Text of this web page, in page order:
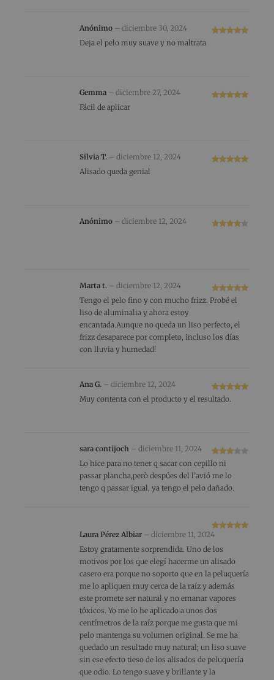
Anónimo – diciembre 30, 2024
Deja el pelo muy suave y no maltrata
Gemma – diciembre 27, 2024
Fácil de aplicar
Silvia T. – diciembre 12, 2024
Alisado queda genial
Anónimo – diciembre 12, 2024
Valorado
Marta t. – diciembre 12, 2024
Tengo el pelo fino y con mucho frizz. Probé el
liso de aluminalia y ahora estoy
encantada.Aunque no queda un liso perfecto, el
frizz desaparece por completo, incluso los días
con lluvia y humedad!
Valorado
Ana G. – diciembre 12, 2024
Muy contenta con el producto y el resultado.
Valorad
o con
sara contijoch – diciembre 11, 2024
Lo hice para no tener q sacar con cepillo ni
passar plancha,però despúes del l’avió me lo
tengo q passar igual, ya tengo el pelo dañado.
Valorado
con
Laura Pérez Albiar – diciembre 11, 2024
Estoy gratamente sorprendida. Uno de los
motivos por los que elegí hacerme un alisado
casero era porque no soporto que en la peluquería
me lo apliquen muy cerca de la raíz y además
este promete ser natural y no emanar vapores
tóxicos. Yo me lo he aplicado a unos dos
centímetros de la raíz porque me gusta que mi
pelo mantenga su volumen original. Se me ha
quedado un resultado muy natural; un liso suave
sin ese efecto tieso de los alisados de peluquería
que odio. Lo tengo suave y brillante y la